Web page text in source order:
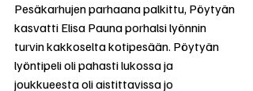
Pesäkarhujen parhaana palkittu, Pöytyän
kasvatti Elisa Pauna porhalsi lyönnin
turvin kakkoselta kotipesään. Pöytyän
lyöntipeli oli pahasti lukossa ja
joukkueesta oli aistittavissa jo